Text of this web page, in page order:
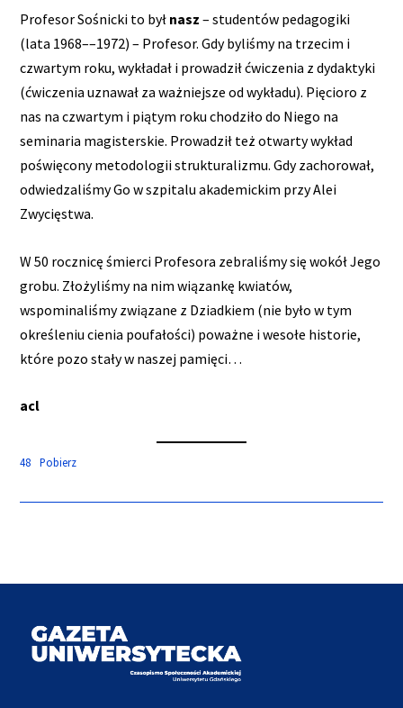
Profesor Sośnicki to był nasz– studentów pedagogiki
(lata 1968––1972) – Profesor. Gdy byliśmy na trzecim i
czwartym roku, wykładał i prowadził ćwiczenia z dydaktyki
(ćwiczenia uznawał za ważniejsze od wykładu). Pięcioro z
nas na czwartym i piątym roku chodziło do Niego na
seminaria magisterskie. Prowadził też otwarty wykład
poświęcony metodologii strukturalizmu. Gdy zachorował,
odwiedzaliśmy Go w szpitalu akademickim przy Alei
Zwycięstwa.
W 50 rocznicę śmierci Profesora zebraliśmy się wokół Jego
grobu. Złożyliśmy na nim wiązankę kwiatów,
wspominaliśmy związane z Dziadkiem (nie było w tym
określeniu cienia poufałości) poważne i wesołe historie,
które pozo stały w naszej pamięci…
acl
48 Pobierz